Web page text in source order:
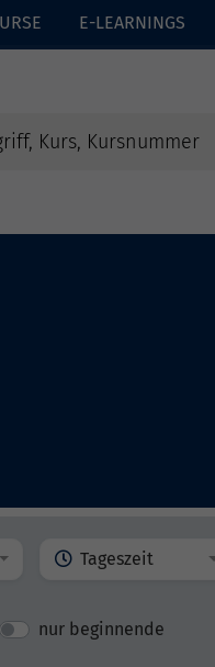
E-LEARNINGS
Tageszeit
nur beginnende